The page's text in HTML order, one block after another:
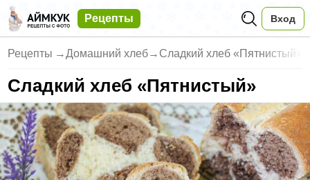
Рецепты Вход
Рецепты →Домашний хлеб→ Сладкий хлеб «Пятнистый»
Сладкий хлеб «Пятнистый»